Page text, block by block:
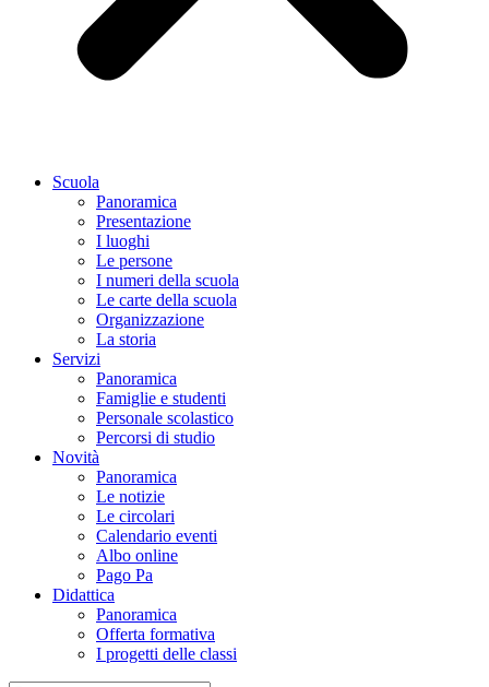
Scuola
Panoramica
Presentazione
I luoghi
Le persone
I numeri della scuola
Le carte della scuola
Organizzazione
La storia
Servizi
Panoramica
Famiglie e studenti
Personale scolastico
Percorsi di studio
Novità
Panoramica
Le notizie
Le circolari
Calendario eventi
Albo online
Pago Pa
Didattica
Panoramica
Offerta formativa
I progetti delle classi